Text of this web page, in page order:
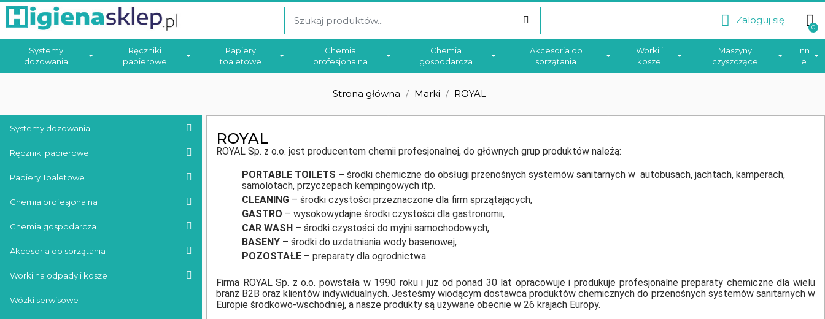
Zaloguj się
Systemy
dozowania
Ręczniki
papierowe
Papiery
toaletowe
Chemia
profesjonalna
Chemia
gospodarcza
Akcesoria do
sprzątania
Worki i
kosze
Maszyny
czyszczące
Inn
e
Strona główna Marki ROYAL
Systemy dozowania
Ręczniki papierowe
Papiery Toaletowe
Chemia profesjonalna
Chemia gospodarcza
Akcesoria do sprzątania
Worki na odpady i kosze
Wózki serwisowe
ROYAL
ROYAL Sp. z o.o. jest producentem chemii profesjonalnej, do głównych grup produktów należą:
PORTABLE TOILETS – środki chemiczne do obsługi przenośnych systemów sanitarnych w autobusach, jachtach, kamperach,
samolotach, przyczepach kempingowych itp.
CLEANING – środki czystości przeznaczone dla firm sprzątających,
GASTRO – wysokowydajne środki czystości dla gastronomii,
CAR WASH – środki czystości do myjni samochodowych,
BASENY – środki do uzdatniania wody basenowej,
POZOSTAŁE – preparaty dla ogrodnictwa.
Firma ROYAL Sp. z o.o. powstała w 1990 roku i już od ponad 30 lat opracowuje i produkuje profesjonalne preparaty chemiczne dla wielu
branż B2B oraz klientów indywidualnych. Jesteśmy wiodącym dostawca produktów chemicznych do przenośnych systemów sanitarnych w
Europie środkowo-wschodniej, a nasze produkty są używane obecnie w 26 krajach Europy.